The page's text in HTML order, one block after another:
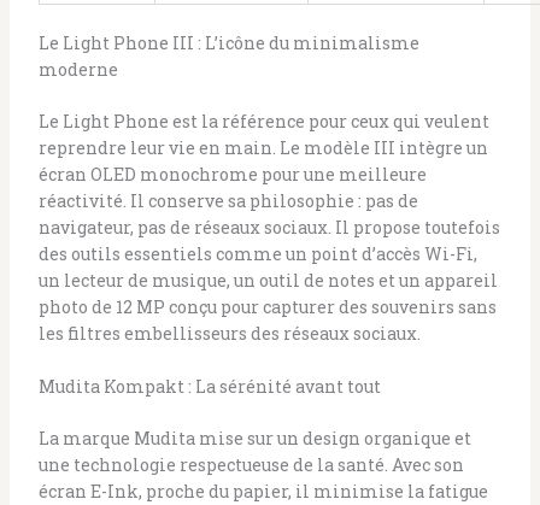
Le Light Phone III : L’icône du minimalisme
moderne
Le Light Phone est la référence pour ceux qui veulent
reprendre leur vie en main. Le modèle III intègre un
écran OLED monochrome pour une meilleure
réactivité. Il conserve sa philosophie : pas de
navigateur, pas de réseaux sociaux. Il propose toutefois
des outils essentiels comme un point d’accès Wi-Fi,
un lecteur de musique, un outil de notes et un appareil
photo de 12 MP conçu pour capturer des souvenirs sans
les filtres embellisseurs des réseaux sociaux.
Mudita Kompakt : La sérénité avant tout
La marque Mudita mise sur un design organique et
une technologie respectueuse de la santé. Avec son
écran E-Ink, proche du papier, il minimise la fatigue